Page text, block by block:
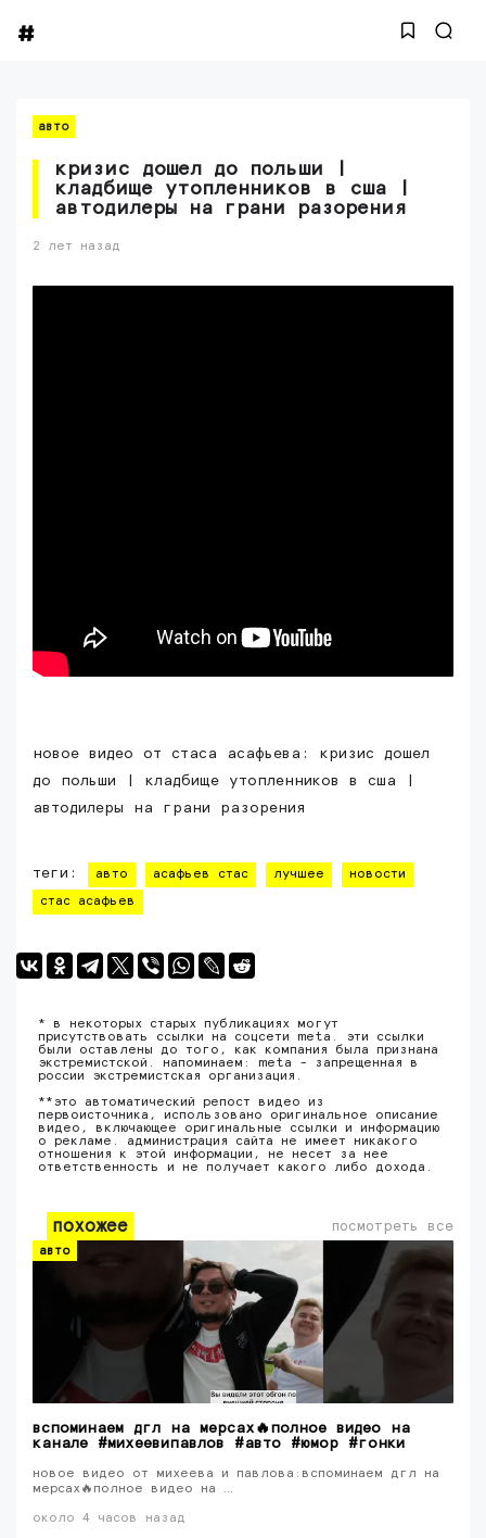
авто
кризис дошел до польши |
кладбище утопленников в сша |
автодилеры на грани разорения
2 лет назад
новое видео от стаса асафьева: кризис дошел
до польши | кладбище утопленников в сша |
автодилеры на грани разорения
теги: авто асафьев стас лучшее новости
стас асафьев
* в некоторых старых публикациях могут
присутствовать ссылки на соцсети meta. эти ссылки
были оставлены до того, как компания была признана
экстремистской. напоминаем: meta - запрещенная в
россии экстремистская организация.
**это автоматический репост видео из
первоисточника, использовано оригинальное описание
видео, включающее оригинальные ссылки и информацию
о рекламе. администрация сайта не имеет никакого
отношения к этой информации, не несет за нее
ответственность и не получает какого либо дохода.
похожее посмотреть все
авто
вспоминаем дгл на мерсах🔥полное видео на
канале #михеевипавлов #авто #юмор #гонки
новое видео от михеева и павлова:вспоминаем дгл на
мерсах🔥полное видео на …
около 4 часов назад